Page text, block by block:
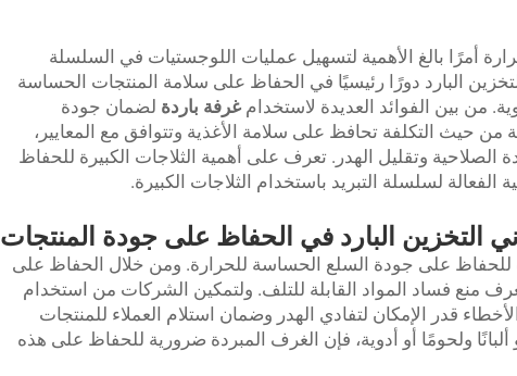
أمرًا بالغ الأهمية لتسهيل عمليات اللوجستيات في السلسلة
البارد دورًا رئيسيًا في الحفاظ على سلامة المنتجات الحساسة
من بين الفوائد العديدة لاستخدام غرفة باردة لضمان جودة
حيث التكلفة تحافظ على سلامة الأغذية وتتوافق مع المعايير،
وتقليل الهدر. تعرف على أهمية الثلاجات الكبيرة للحفاظ
لسلسلة التبريد باستخدام الثلاجات الكبيرة.
التخزين البارد في الحفاظ على جودة المنتجات
للحفاظ على جودة السلع الحساسة للحرارة. ومن خلال الحفاظ على
منع فساد المواد القابلة للتلف. ولتمكين الشركات من استخدام
قدر الإمكان لتفادي الهدر وضمان استلام العملاء للمنتجات
ولحومًا أو أدوية، فإن الغرف المبردة ضرورية للحفاظ على هذه